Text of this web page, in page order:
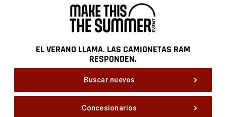
EL VERANO LLAMA. LAS CAMIONETAS RAM
RESPONDEN.
Buscar nuevos
Concesionarios